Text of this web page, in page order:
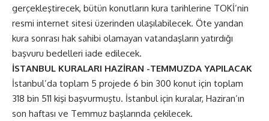
gerçekleştirecek, bütün konutların kura tarihlerine TOKİ’nin
resmi internet sitesi üzerinden ulaşılabilecek. Öte yandan
kura sonrası hak sahibi olamayan vatandaşların yatırdığı
başvuru bedelleri iade edilecek.
İSTANBUL KURALARI HAZİRAN -TEMMUZDA YAPILACAK
İstanbul’da toplam 5 projede 6 bin 300 konut için toplam
318 bin 511 kişi başvurmuştu. İstanbul için kuralar, Haziran’ın
son haftası ve Temmuz başlarında çekilecek.